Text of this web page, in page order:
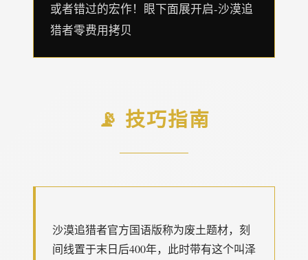
或者错过的宏作！眼下面展开启-沙漠追
猎者零费用拷贝
📡 技巧指南
沙漠追猎者官方国语版称为废土题材，刻
间线置于末日后400年，此时带有这个叫泽